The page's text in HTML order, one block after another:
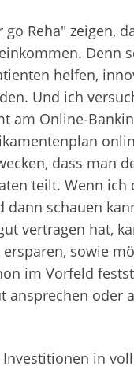
Reha" zeigen,
Denn
helfen,
Und ich
am Online-
dass man
teilt. Wenn ich
schauen
vertragen hat,
sowie
im Vorfeld
oder
in